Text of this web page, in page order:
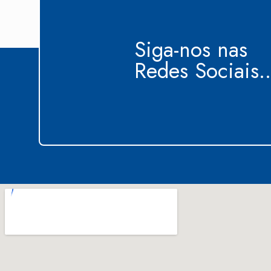
Siga-nos nas
Redes